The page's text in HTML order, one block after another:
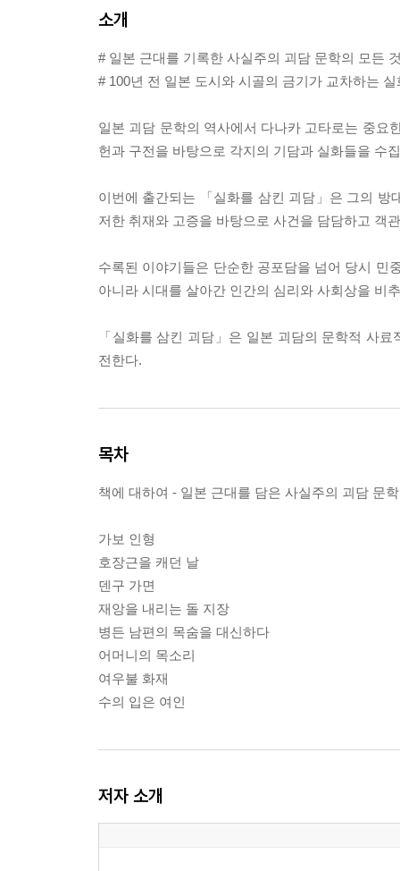
소개
# 일본 근대를 기록한 사실주의 괴담 문학의 모든
# 100년 전 일본 도시와 시골의 금기가 교차하는
일본 괴담 문학의 역사에서 다나카 고타로는 중요
헌과 구전을 바탕으로 각지의 기담과 실화들을 수
이번에 출간되는 「실화를 삼킨 괴담」은 그의
저한 취재와 고증을 바탕으로 사건을 담담하고 객
수록된 이야기들은 단순한 공포담을 넘어 당시 민
아니라 시대를 살아간 인간의 심리와 사회상을 비
「실화를 삼킨 괴담」은 일본 괴담의 문학적 사
전한다.
목차
책에 대하여 - 일본 근대를 담은 사실주의 괴담 문학
가보 인형
호장근을 캐던 날
덴구 가면
재앙을 내리는 돌 지장
병든 남편의 목숨을 대신하다
어머니의 목소리
여우불 화재
수의 입은 여인
저자 소개